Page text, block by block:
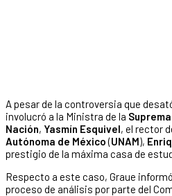
A pesar de la controversia que
involucró a la Ministra de la
Nación, Yasmín Esquivel, el rector
Autónoma de México(UNAM),
prestigio de la máxima casa de
Respecto a este caso, Graue
proceso de análisis por parte del